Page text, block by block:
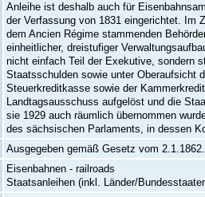
Anleihe ist deshalb auch für
der Verfassung von 1831 eingerichtet. Im
dem Ancien Régime stammenden
einheitlicher, dreistufiger
nicht einfach Teil der Exekutive, sondern
Staatsschulden sowie unter Oberaufsicht
Steuerkreditkasse sowie der
Landtagsausschuss aufgelöst und die
sie 1929 auch räumlich übernommen
des sächsischen Parlaments, in dessen
Ausgegeben gemäß Gesetz vom
Eisenbahnen - railroads
Staatsanleihen (inkl. Länder/